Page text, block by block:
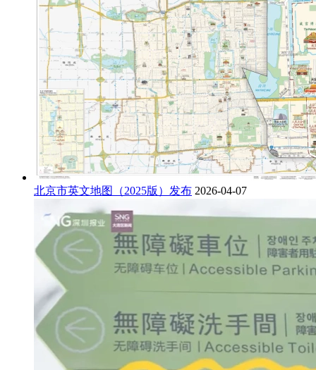
北京市英文地图（2025版）发布 2026-04-07